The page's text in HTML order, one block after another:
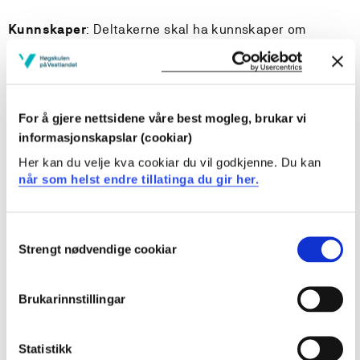
For å gjere nettsidene våre best mogleg, brukar vi
informasjonskapslar (cookiar)
Her kan du velje kva cookiar du vil godkjenne. Du kan
når som helst endre tillatinga du gir her.
Selection
Strengt nødvendige cookiar
Brukarinnstillingar
Statistikk
Kunnskaper: Deltakerne skal ha kunnskaper om
sentrale tema i hovedemnet endringsledelse. Særlig da
grunnleggende kunnskaper om de mest vanlige
endringsprosesser; og de mest vanlige feil som blir gjort
i slike prosesser.
Ferdigheter: Deltakerne skal med bakgrunn i teori og
forklare feil de observerer blir gjort i slike prosesser.
Deltakerne skal ha innsikt i de mest sentrale
endringsledelse